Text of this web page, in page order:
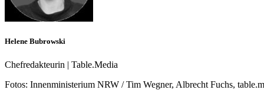
Helene Bubrowski
Chefredakteurin | Table.Media
Fotos: Innenministerium NRW / Tim Wegner, Albrecht Fuchs,